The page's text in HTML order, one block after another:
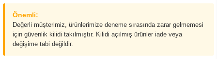
Önemli:
Değerli müşterimiz, ürünlerimize deneme sırasında zarar gelmemesi
için güvenlik kilidi takılmıştır. Kilidi açılmış ürünler iade veya
değişime tabi değildir.